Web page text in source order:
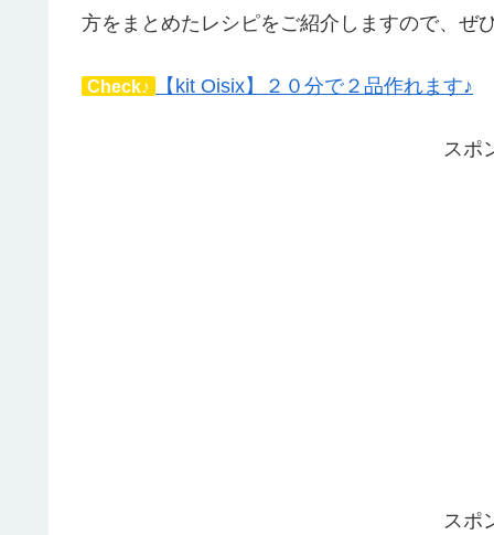
方をまとめたレシピをご紹介しますので、ぜ
Check♪ 【kit Oisix】２０分で２品作れます♪
スポ
スポ